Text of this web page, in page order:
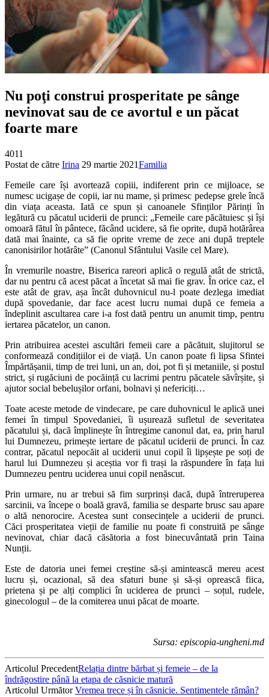
Nu poţi construi prosperitate pe sânge
nevinovat sau de ce avortul e un păcat
foarte mare
4011
Postat de către Irina 29 martie 2021Familia
Femeile care își avortează copiii, indiferent prin ce mijloace, se
numesc ucigașe de copii, iar nu mame, și primesc pedepse grele încă
din viața aceasta. Iată ce spun și canoanele Sfinților Părinți în
legătură cu păcatul uciderii de prunci: „Femeile care păcătuiesc și își
omoară fătul în pântece, făcând ucidere, să fie oprite, după hotărârea
dată mai înainte, ca să fie oprite vreme de zece ani după treptele
canonisirilor hotărâte” (Canonul Sfântului Vasile cel Mare).
În vremurile noastre, Biserica rareori aplică o regulă atât de strictă,
dar nu pentru că acest păcat a încetat să mai fie grav. În orice caz, el
este atât de grav, așa încât duhovnicul nu-l poate dezlega imediat
după spovedanie, dar face acest lucru numai după ce femeia a
îndeplinit ascultarea care i-a fost dată pentru un anumit timp, pentru
iertarea păcatelor, un canon.
Prin atribuirea acestei ascultări femeii care a păcătuit, slujitorul se
conformează condițiilor ei de viață. Un canon poate fi lipsa Sfintei
Împărtășanii, timp de trei luni, un an, doi, pot fi și metaniile, și postul
strict, și rugăciuni de pocăință cu lacrimi pentru păcatele săvîrșite, și
ajutor social bebelușilor orfani, bolnavi și nefericiți…
Toate aceste metode de vindecare, pe care duhovnicul le aplică unei
femei în timpul Spovedaniei, îi ușurează sufletul de severitatea
păcatului și, dacă împlinește în întregime canonul dat, ea, prin harul
lui Dumnezeu, primește iertare de păcatul uciderii de prunci. În caz
contrar, păcatul nepocăit al uciderii unui copil îi lipșește pe soți de
harul lui Dumnezeu și aceștia vor fi trași la răspundere în fața lui
Dumnezeu pentru uciderea unui copil nenăscut.
Prin urmare, nu ar trebui să fim surprinși dacă, după întreruperea
sarcinii, va începe o boală gravă, familia se desparte brusc sau apare
o altă nenorocire. Acestea sunt consecințele a uciderii de prunci.
Căci prosperitatea vieții de familie nu poate fi construită pe sânge
nevinovat, chiar dacă căsătoria a fost binecuvântată prin Taina
Nunții.
Este de datoria unei femei creștine să-și amintească mereu acest
lucru și, ocazional, să dea sfaturi bune și să-și oprească fiica,
prietena și pe alți complici în uciderea de prunci – soțul, rudele,
ginecologul – de la comiterea unui păcat de moarte.
Sursa: episcopia-ungheni.md
Articolul PrecedentRelația dintre bărbat și femeie – de la
îndrăgostire până la etapa de căsnicie matură
Articolul UrmătorVremea trece și în căsnicie. Sentimentele rămân?